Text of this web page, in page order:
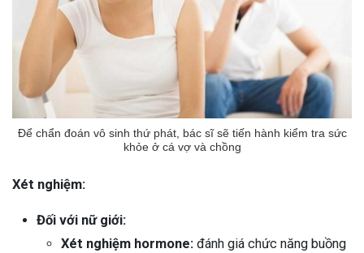
Để chẩn đoán vô sinh thứ phát, bác sĩ sẽ tiến hành kiểm tra sức
khỏe ở cá vợ và chồng
Xét nghiệm:
Đối với nữ giới:
Xét nghiệm hormone: đánh giá chức năng buồng